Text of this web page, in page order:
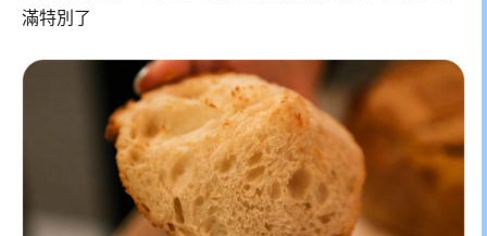
滿特別了